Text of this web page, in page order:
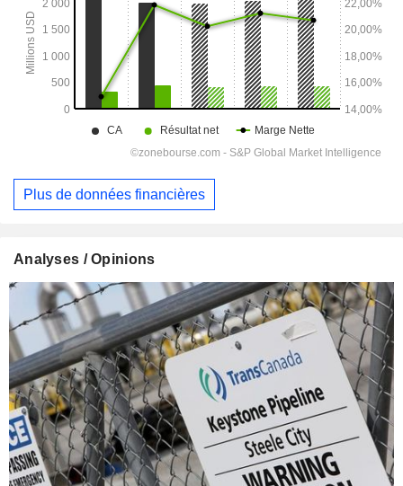
Plus de données financières
Analyses / Opinions